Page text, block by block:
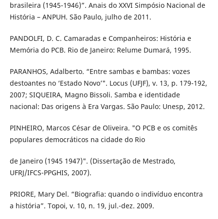
brasileira (1945-1946)”. Anais do XXVI Simpósio Nacional de
História – ANPUH. São Paulo, julho de 2011.
PANDOLFI, D. C. Camaradas e Companheiros: História e
Memória do PCB. Rio de Janeiro: Relume Dumará, 1995.
PARANHOS, Adalberto. “Entre sambas e bambas: vozes
destoantes no ‘Estado Novo’". Locus (UFJF), v. 13, p. 179-192,
2007; SIQUEIRA, Magno Bissoli. Samba e identidade
nacional: Das origens à Era Vargas. São Paulo: Unesp, 2012.
PINHEIRO, Marcos César de Oliveira. "O PCB e os comitês
populares democráticos na cidade do Rio
de Janeiro (1945 1947)". (Dissertação de Mestrado,
UFRJ/IFCS-PPGHIS, 2007).
PRIORE, Mary Del. “Biografia: quando o indivíduo encontra
a história”. Topoi, v. 10, n. 19, jul.-dez. 2009.